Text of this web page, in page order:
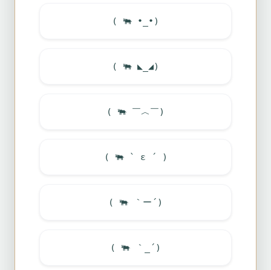
( 🐃 •_•)
( 🐃 ◣_◢)
( 🐃 ￣︿￣)
( 🐃` ε ´ )
( 🐃 ｀ー´)
( 🐃 ｀_´)